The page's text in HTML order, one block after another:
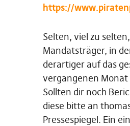
https://
Selten, viel zu
Mandatsträger, in
derartiger auf das
vergangenen
Sollten dir noch
diese bitte an
Pressespiegel. Ein